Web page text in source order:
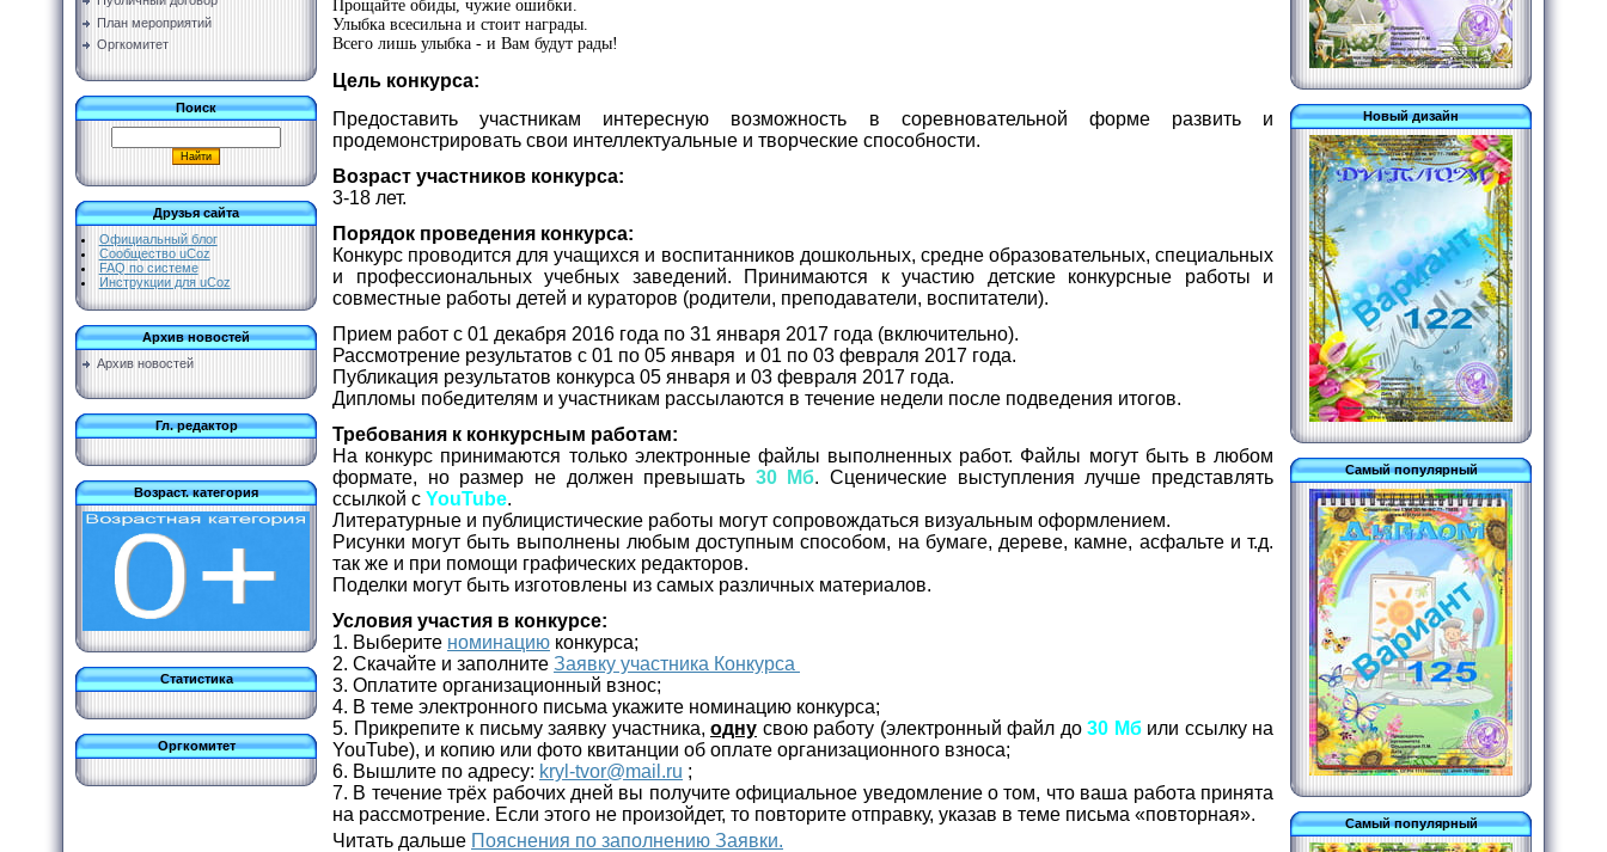
План мероприятий
Оргкомитет
Поиск
Друзья сайта
Официальный блог
Сообщество uCoz
FAQ по системе
Инструкции для uCoz
Архив новостей
Архив новостей
Гл. редактор
Возраст. категория
Статистика
Оргкомитет
Прощайте обиды, чужие ошибки.
Улыбка всесильна и стоит награды.
Всего лишь улыбка - и Вам будут рады!
Цель конкурса:
Предоставить участникам интересную возможность в соревновательной форме развить и
продемонстрировать свои интеллектуальные и творческие способности.
Возраст участников конкурса:
3-18 лет.
Порядок проведения конкурса:
Конкурс проводится для учащихся и воспитанников дошкольных, средне образовательных, специальных
и профессиональных учебных заведений. Принимаются к участию детские конкурсные работы и
совместные работы детей и кураторов (родители, преподаватели, воспитатели).
Прием работ с 01 декабря 2016 года по 31 января 2017 года (включительно).
Рассмотрение результатов с 01 по 05 января и 01 по 03 февраля 2017 года.
Публикация результатов конкурса 05 января и 03 февраля 2017 года.
Дипломы победителям и участникам рассылаются в течение недели после подведения итогов.
Требования к конкурсным работам:
На конкурс принимаются только электронные файлы выполненных работ. Файлы могут быть в любом
формате, но размер не должен превышать 30 Мб. Сценические выступления лучше представлять
ссылкой с YouTube.
Литературные и публицистические работы могут сопровождаться визуальным оформлением.
Рисунки могут быть выполнены любым доступным способом, на бумаге, дереве, камне, асфальте и т.д.
так же и при помощи графических редакторов.
Поделки могут быть изготовлены из самых различных материалов.
Условия участия в конкурсе:
1. Выберите номинацию конкурса;
2. Скачайте и заполните Заявку участника Конкурса
3. Оплатите организационный взнос;
4. В теме электронного письма укажите номинацию конкурса;
5. Прикрепите к письму заявку участника, одну свою работу (электронный файл до 30 Мбили ссылку на
YouTube), и копию или фото квитанции об оплате организационного взноса;
6. Вышлите по адресу: kryl-tvor@mail.ru ;
7. В течение трёх рабочих дней вы получите официальное уведомление о том, что ваша работа принята
на рассмотрение. Если этого не произойдет, то повторите отправку, указав в теме письма «повторная».
Читать дальше Пояснения по заполнению Заявки.
Новый дизайн
Самый популярный
Самый популярный